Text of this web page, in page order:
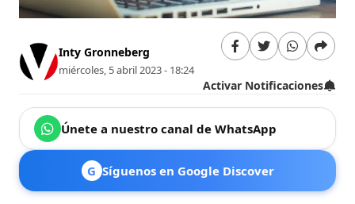
Inty Gronneberg
miércoles, 5 abril 2023 - 18:24
Activar Notificaciones
Únete a nuestro canal de WhatsApp
G Síguenos en Google Discover